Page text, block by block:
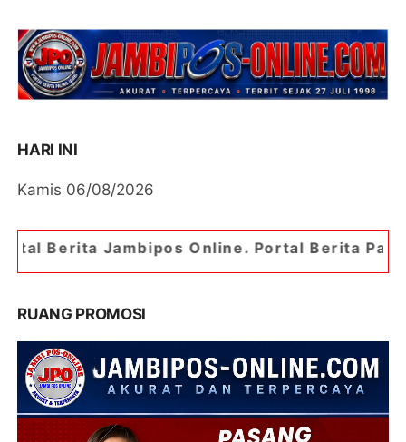
HARI INI
Kamis 06/08/2026
Online. Portal Berita Paling Jambi
RUANG PROMOSI